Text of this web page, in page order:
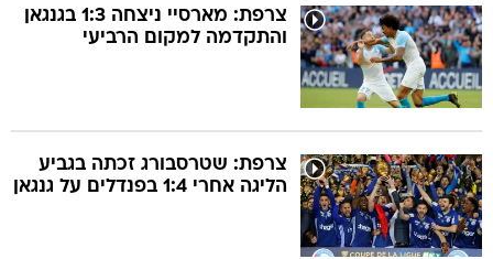
צרפת: מארסיי ניצחה 1:3 בגנגאן
והתקדמה למקום הרביעי
צרפת: שטרסבורג זכתה בגביע
הליגה אחרי 1:4 בפנדלים על גנגאן